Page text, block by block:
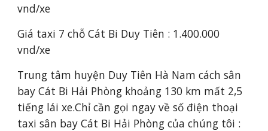
vnd/xe
Giá taxi 7 chỗ Cát Bi Duy Tiên : 1.400.000
vnd/xe
Trung tâm huyện Duy Tiên Hà Nam cách sân
bay Cát Bi Hải Phòng khoảng 130 km mất 2,5
tiếng lái xe.Chỉ cần gọi ngay về số điện thoại